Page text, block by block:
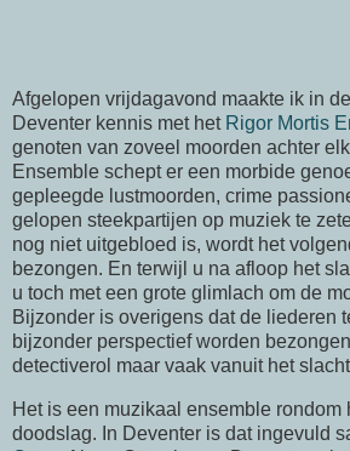
Afgelopen vrijdagavond maakte ik in
Deventer kennis met het Rigor Mortis
genoten van zoveel moorden achter
Ensemble schept er een morbide
gepleegde lustmoorden, crime
gelopen steekpartijen op muziek te
nog niet uitgebloed is, wordt het
bezongen. En terwijl u na afloop het
u toch met een grote glimlach om de
Bijzonder is overigens dat de liederen
bijzonder perspectief worden
detectiverol maar vaak vanuit het
Het is een muzikaal ensemble rondom
doodslag. In Deventer is dat ingevuld